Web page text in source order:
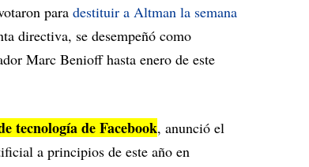
para destituir a Altman la semana
directiva, se desempeñó como
Marc Benioff hasta enero de este
tecnología de Facebook, anunció el
a principios de este año en